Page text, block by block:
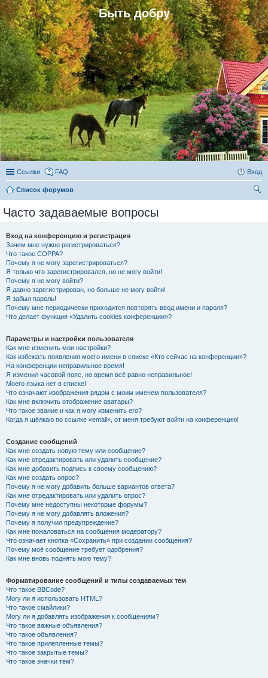
Быть добру
Ссылки FAQ Вход
Список форумов
Часто задаваемые вопросы
Вход на конференцию и регистрация
Зачем мне нужно регистрироваться?
Что такое COPPA?
Почему я не могу зарегистрироваться?
Я только что зарегистрировался, но не могу войти!
Почему я не могу войти?
Я давно зарегистрирован, но больше не могу войти!
Я забыл пароль!
Почему мне периодически приходится повторять ввод имени и пароля?
Что делает функция «Удалить cookies конференции»?
Параметры и настройки пользователя
Как мне изменить мои настройки?
Как избежать появления моего имени в списке «Кто сейчас на конференции»?
На конференции неправильное время!
Я изменил часовой пояс, но время всё равно неправильное!
Моего языка нет в списке!
Что означают изображения рядом с моим именем пользователя?
Как мне включить отображение аватары?
Что такое звание и как я могу изменить его?
Когда я щёлкаю по ссылке «email», от меня требуют войти на конференцию!
Создание сообщений
Как мне создать новую тему или сообщение?
Как мне отредактировать или удалить сообщение?
Как мне добавить подпись к своему сообщению?
Как мне создать опрос?
Почему я не могу добавить больше вариантов ответа?
Как мне отредактировать или удалить опрос?
Почему мне недоступны некоторые форумы?
Почему я не могу добавлять вложения?
Почему я получил предупреждение?
Как мне пожаловаться на сообщения модератору?
Что означает кнопка «Сохранить» при создании сообщения?
Почему моё сообщение требует одобрения?
Как мне вновь поднять мою тему?
Форматирование сообщений и типы создаваемых тем
Что такое BBCode?
Могу ли я использовать HTML?
Что такое смайлики?
Могу ли я добавлять изображения к сообщениям?
Что такое важные объявления?
Что такое объявления?
Что такое прилепленные темы?
Что такое закрытые темы?
Что такое значки тем?